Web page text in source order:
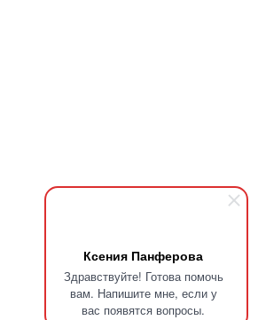
Ксения Панферова
Здравствуйте! Готова помочь
вам. Напишите мне, если у
вас появятся вопросы.